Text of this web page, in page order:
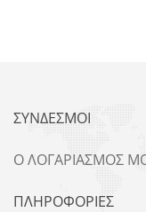
ΣΎΝΔΕΣΜΟΙ
Ο ΛΟΓΑΡΙΑΣΜΌΣ
ΠΛΗΡΟΦΟΡΊΕΣ